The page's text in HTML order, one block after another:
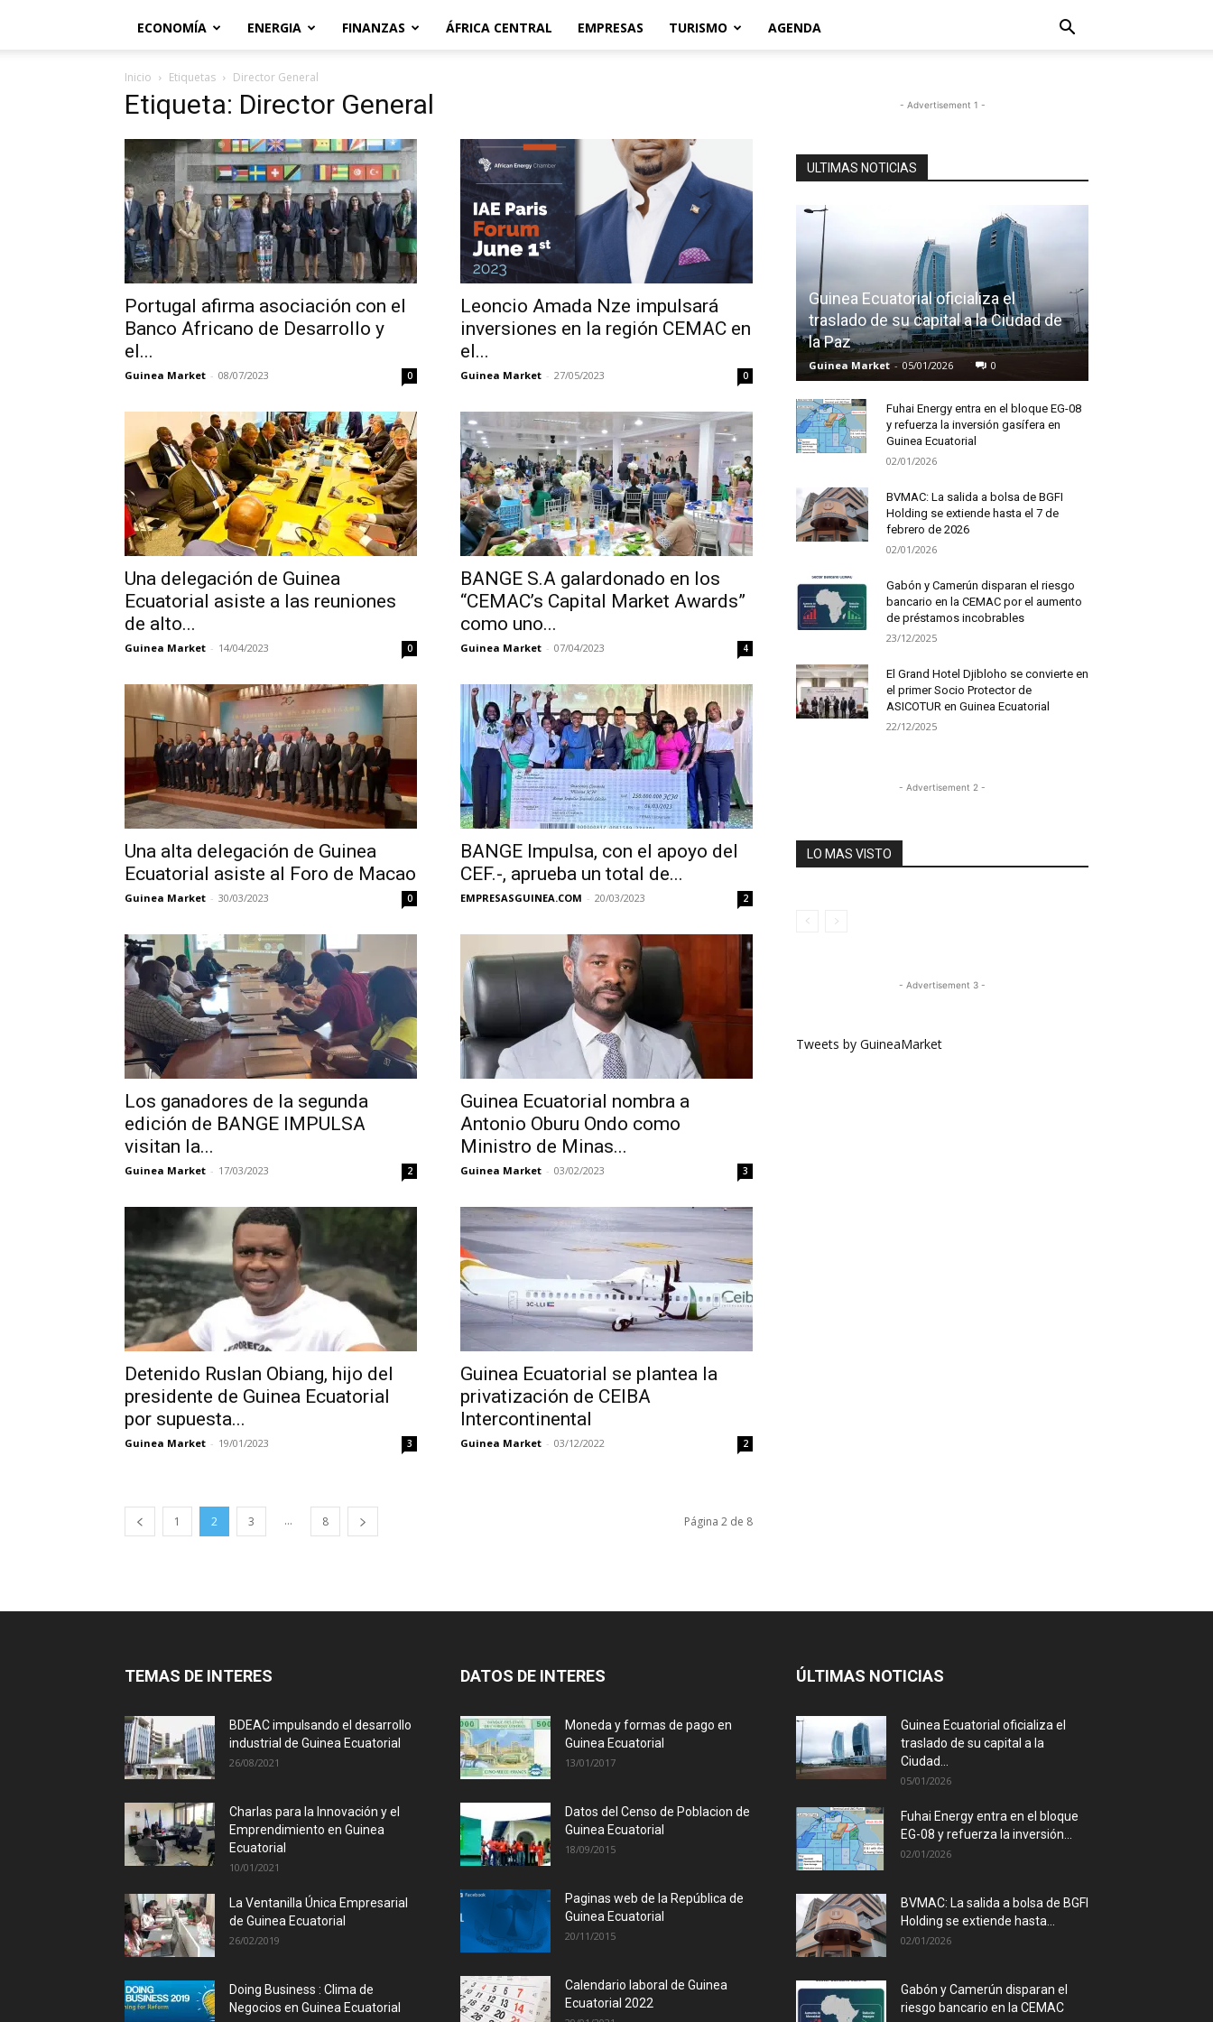
ECONOMÍA ENERGIA FINANZAS ÁFRICA CENTRAL EMPRESAS TURISMO AGENDA
Inicio Etiquetas Director General
Etiqueta: Director General
Portugal afirma asociación con el
Banco Africano de Desarrollo y
el...
Guinea Market - 08/07/2023 0
Leoncio Amada Nze impulsará
inversiones en la región CEMAC en
el...
Guinea Market - 27/05/2023 0
Una delegación de Guinea
Ecuatorial asiste a las reuniones
de alto...
Guinea Market - 14/04/2023 0
BANGE S.A galardonado en los
“CEMAC’s Capital Market Awards”
como uno...
Guinea Market - 07/04/2023 4
Una alta delegación de Guinea
Ecuatorial asiste al Foro de Macao
Guinea Market - 30/03/2023 0
BANGE Impulsa, con el apoyo del
CEF.-, aprueba un total de...
EMPRESASGUINEA.COM - 20/03/2023 2
Los ganadores de la segunda
edición de BANGE IMPULSA
visitan la...
Guinea Market - 17/03/2023 2
Guinea Ecuatorial nombra a
Antonio Oburu Ondo como
Ministro de Minas...
Guinea Market - 03/02/2023 3
Detenido Ruslan Obiang, hijo del
presidente de Guinea Ecuatorial
por supuesta...
Guinea Market - 19/01/2023 3
Guinea Ecuatorial se plantea la
privatización de CEIBA
Intercontinental
Guinea Market - 03/12/2022 2
1 2 3 ... 8 Página 2 de 8
- Advertisement 1 -
ULTIMAS NOTICIAS
Guinea Ecuatorial oficializa el
traslado de su capital a la Ciudad de
la Paz
Guinea Market - 05/01/2026 0
Fuhai Energy entra en el bloque EG-08
y refuerza la inversión gasífera en
Guinea Ecuatorial
02/01/2026
BVMAC: La salida a bolsa de BGFI
Holding se extiende hasta el 7 de
febrero de 2026
02/01/2026
Gabón y Camerún disparan el riesgo
bancario en la CEMAC por el aumento
de préstamos incobrables
23/12/2025
El Grand Hotel Djibloho se convierte en
el primer Socio Protector de
ASICOTUR en Guinea Ecuatorial
22/12/2025
- Advertisement 2 -
LO MAS VISTO
- Advertisement 3 -
Tweets by GuineaMarket
TEMAS DE INTERES
BDEAC impulsando el desarrollo
industrial de Guinea Ecuatorial
26/08/2021
Charlas para la Innovación y el
Emprendimiento en Guinea
Ecuatorial
10/01/2021
La Ventanilla Única Empresarial
de Guinea Ecuatorial
26/02/2019
Doing Business : Clima de
Negocios en Guinea Ecuatorial
DATOS DE INTERES
Moneda y formas de pago en
Guinea Ecuatorial
13/01/2017
Datos del Censo de Poblacion de
Guinea Ecuatorial
18/09/2015
Paginas web de la República de
Guinea Ecuatorial
20/11/2015
Calendario laboral de Guinea
Ecuatorial 2022
ÚLTIMAS NOTICIAS
Guinea Ecuatorial oficializa el
traslado de su capital a la
Ciudad...
05/01/2026
Fuhai Energy entra en el bloque
EG-08 y refuerza la inversión...
02/01/2026
BVMAC: La salida a bolsa de BGFI
Holding se extiende hasta...
02/01/2026
Gabón y Camerún disparan el
riesgo bancario en la CEMAC